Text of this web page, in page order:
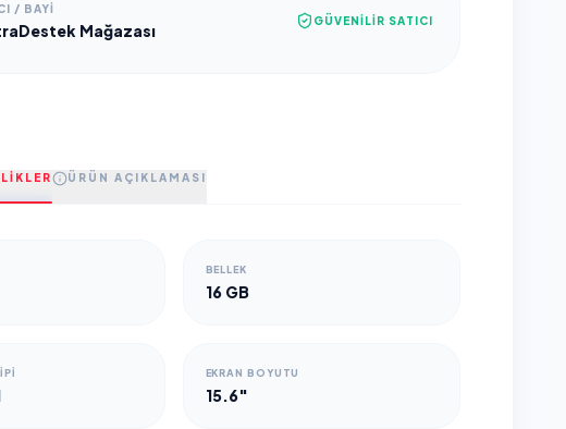
/ BAYI
Mağazası GÜVENILIR SATICI
ÜRÜN AÇIKLAMASI
BELLEK
16 GB
EKRAN BOYUTU
15.6"